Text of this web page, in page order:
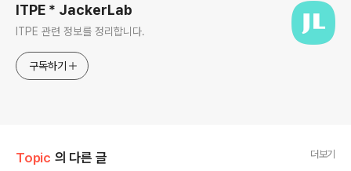
ITPE * JackerLab
ITPE 관련 정보를 정리합니다.
구독하기
Topic 의 다른 글 더보기